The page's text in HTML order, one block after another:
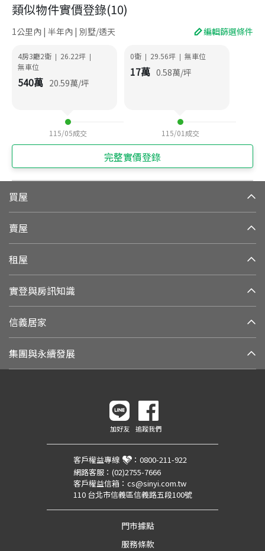
類似物件實價登錄(10)
1公里內 | 半年內 | 別墅/透天 編輯篩選條件
4房3廳2衛 | 26.22坪 |
無車位
540萬 20.59萬/坪
115/05成交
0衛 | 29.56坪 | 無車位
17萬 0.58萬/坪
115/01 成交
完整實價登錄
買屋
賣屋
租屋
實登與房訊知識
信義居家
集團與永續發展
加好友 追蹤我們
客戶權益專線 ： 0800-211-922
網路客服： (02)2755-7666
客戶權益信箱： cs@sinyi.com.tw
110 台北市信義區信義路五段100號
門市據點
服務條款